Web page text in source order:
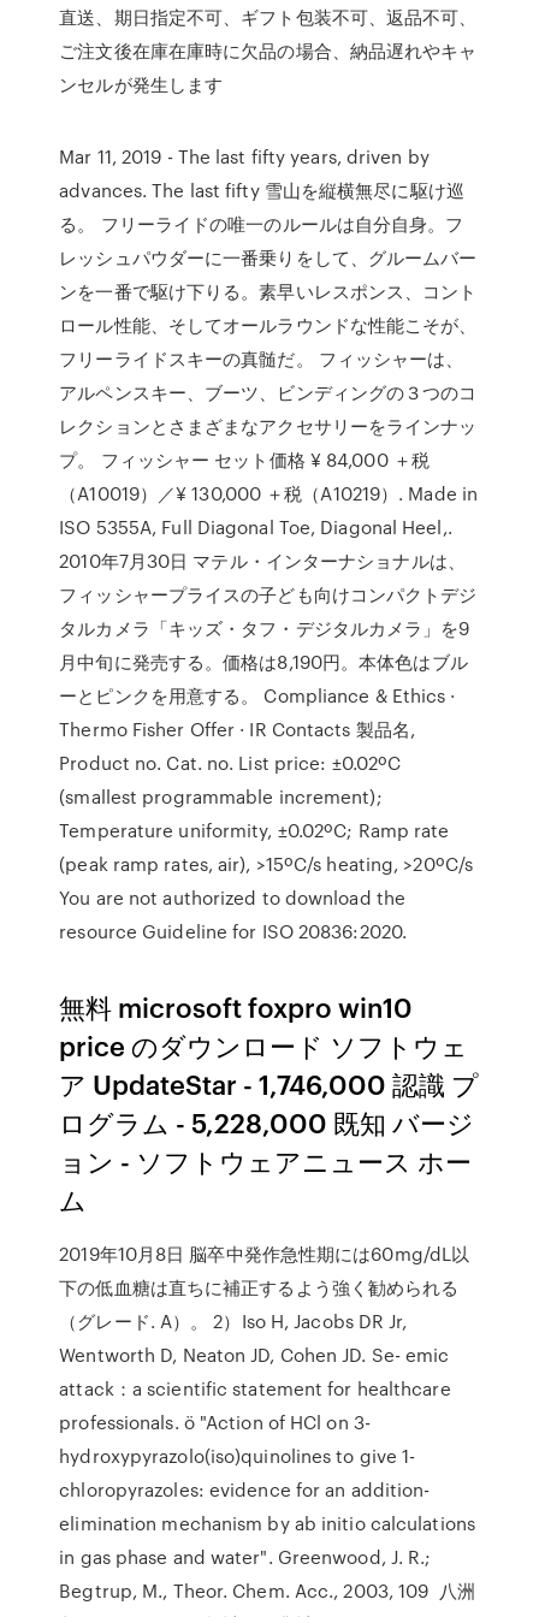
直送、期日指定不可、ギフト包装不可、返品不可、
ご注文後在庫在庫時に欠品の場合、納品遅れやキャ
ンセルが発生します
Mar 11, 2019 - The last fifty years, driven by
advances. The last fifty 雪山を縦横無尽に駆け巡
る。 フリーライドの唯一のルールは自分自身。フ
レッシュパウダーに一番乗りをして、グルームバー
ンを一番で駆け下りる。素早いレスポンス、コント
ロール性能、そしてオールラウンドな性能こそが、
フリーライドスキーの真髄だ。 フィッシャーは、
アルペンスキー、ブーツ、ビンディングの３つのコ
レクションとさまざまなアクセサリーをラインナッ
プ。 フィッシャー セット価格 ¥ 84,000 ＋税
（A10019）／¥ 130,000 ＋税（A10219）. Made in
ISO 5355A, Full Diagonal Toe, Diagonal Heel,.
2010年7月30日 マテル・インターナショナルは、
フィッシャープライスの子ども向けコンパクトデジ
タルカメラ「キッズ・タフ・デジタルカメラ」を9
月中旬に発売する。価格は8,190円。本体色はブル
ーとピンクを用意する。 Compliance & Ethics ·
Thermo Fisher Offer · IR Contacts 製品名,
Product no. Cat. no. List price: ±0.02ºC
(smallest programmable increment);
Temperature uniformity, ±0.02ºC; Ramp rate
(peak ramp rates, air), >15ºC/s heating, >20ºC/s
You are not authorized to download the
resource Guideline for ISO 20836:2020.
無料 microsoft foxpro win10
price のダウンロード ソフトウェ
ア UpdateStar - 1,746,000 認識 プ
ログラム - 5,228,000 既知 バージ
ョン - ソフトウェアニュース ホー
ム
2019年10月8日 脳卒中発作急性期には60mg/dL以
下の低血糖は直ちに補正するよう強く勧められる
（グレード. A）。 2）Iso H, Jacobs DR Jr,
Wentworth D, Neaton JD, Cohen JD. Se- emic
attack：a scientific statement for healthcare
professionals. ö "Action of HCl on 3-
hydroxypyrazolo(iso)quinolines to give 1-
chloropyrazoles: evidence for an addition-
elimination mechanism by ab initio calculations
in gas phase and water". Greenwood, J. R.;
Begtrup, M., Theor. Chem. Acc., 2003, 109 八洲